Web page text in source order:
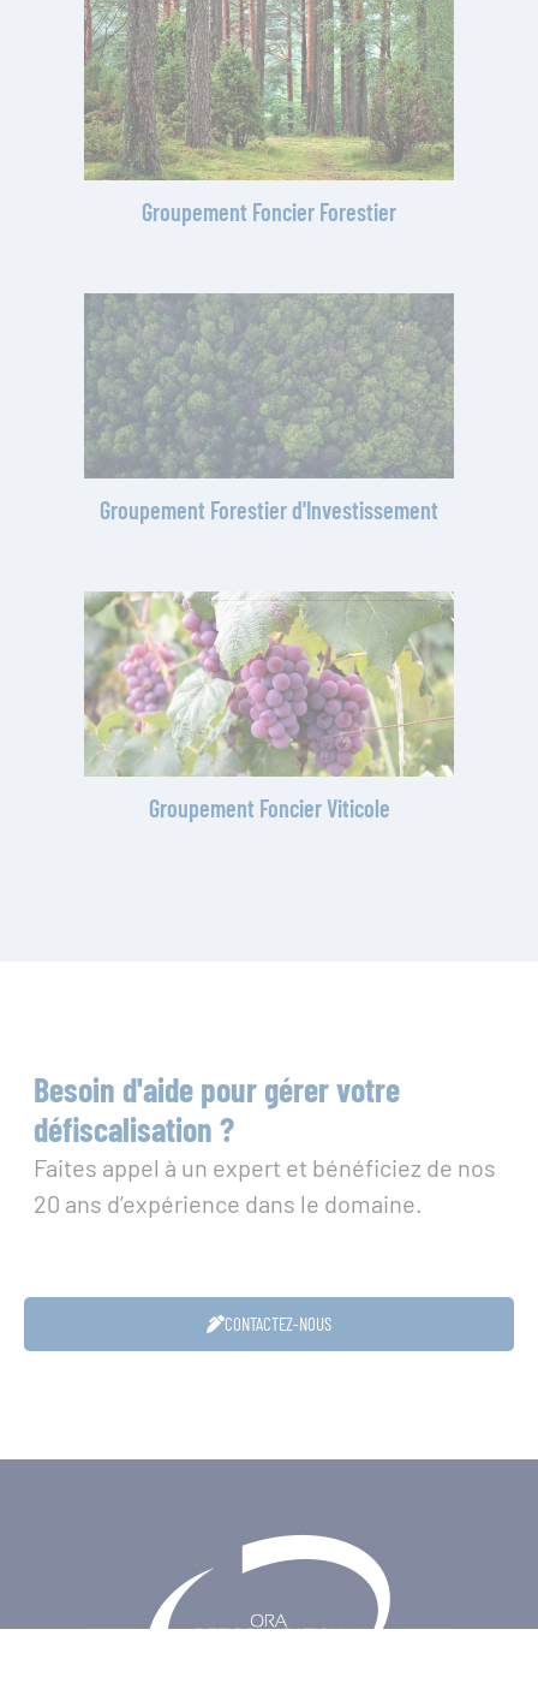
Groupement Foncier Forestier
Groupement Forestier d'Investissement
Groupement Foncier Viticole
Besoin d'aide pour gérer votre
défiscalisation ?
Faites appel à un expert et bénéficiez de nos
20 ans d’expérience dans le domaine.
CONTACTEZ-NOUS